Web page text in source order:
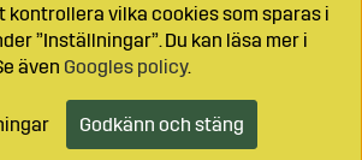
Lägg i kundvagnen
kontrollera vilka cookies som sparas i
”Inställningar”. Du kan läsa mer i
även Googles policy.
Godkänn och stäng